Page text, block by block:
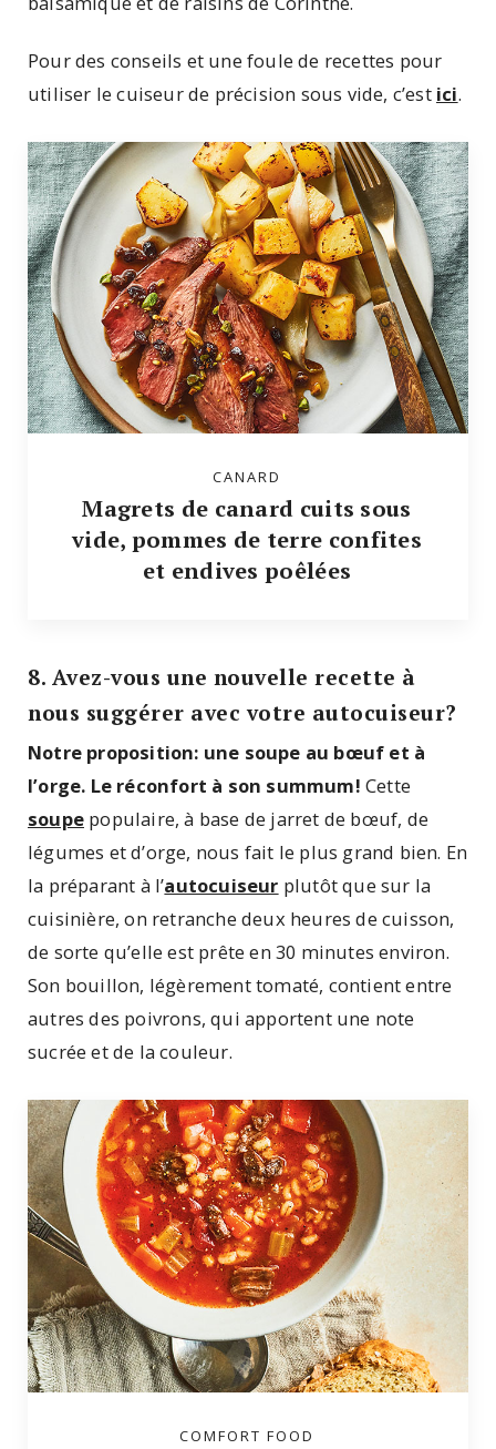
Pour des conseils et une foule de recettes pour
utiliser le cuiseur de précision sous vide, c’est ici.
CANARD
Magrets de canard cuits sous
vide, pommes de terre confites
et endives poêlées
8. Avez-vous une nouvelle recette à
nous suggérer avec votre autocuiseur?
Notre proposition: une soupe au bœuf et à
l’orge. Le réconfort à son summum! Cette
soupe populaire, à base de jarret de bœuf, de
légumes et d’orge, nous fait le plus grand bien. En
la préparant à l’autocuiseur plutôt que sur la
cuisinière, on retranche deux heures de cuisson,
de sorte qu’elle est prête en 30 minutes environ.
Son bouillon, légèrement tomaté, contient entre
autres des poivrons, qui apportent une note
sucrée et de la couleur.
COMFORT FOOD